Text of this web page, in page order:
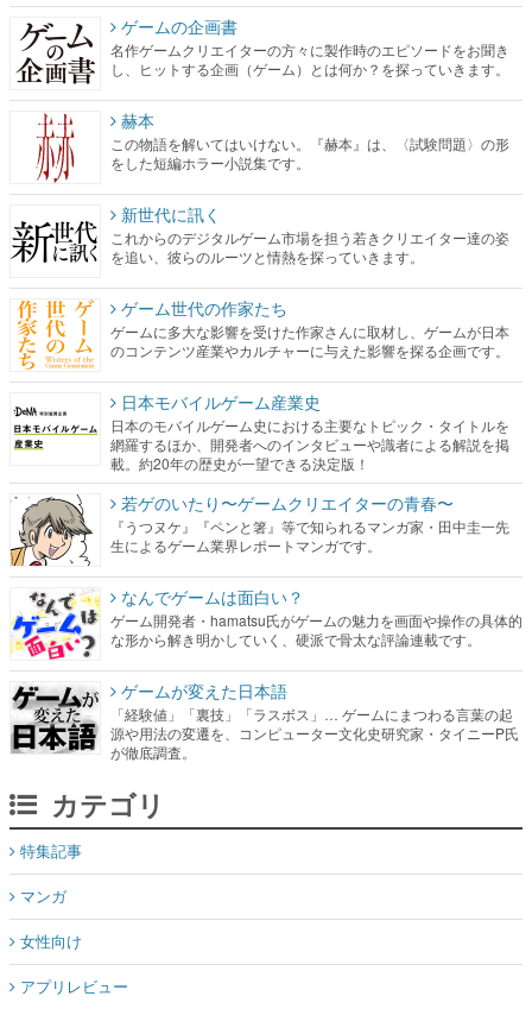
ゲームの企画書
名作ゲームクリエイターの方々に製作時のエピソードをお聞き
し、ヒットする企画（ゲーム）とは何か？を探っていきます。
赫本
この物語を解いてはいけない。『赫本』は、〈試験問題〉の形
をした短編ホラー小説集です。
新世代に訊く
これからのデジタルゲーム市場を担う若きクリエイター達の姿
を追い、彼らのルーツと情熱を探っていきます。
ゲーム世代の作家たち
ゲームに多大な影響を受けた作家さんに取材し、ゲームが日本
のコンテンツ産業やカルチャーに与えた影響を探る企画です。
日本モバイルゲーム産業史
日本のモバイルゲーム史における主要なトピック・タイトルを
網羅するほか、開発者へのインタビューや識者による解説を掲
載。約20年の歴史が一望できる決定版！
若ゲのいたり〜ゲームクリエイターの青春〜
『うつヌケ』『ペンと箸』等で知られるマンガ家・田中圭一先
生によるゲーム業界レポートマンガです。
なんでゲームは面白い？
ゲーム開発者・hamatsu氏がゲームの魅力を画面や操作の具体的
な形から解き明かしていく、硬派で骨太な評論連載です。
ゲームが変えた日本語
「経験値」「裏技」「ラスボス」… ゲームにまつわる言葉の起
源や用法の変遷を、コンピューター文化史研究家・タイニーP氏
が徹底調査。
カテゴリ
特集記事
マンガ
女性向け
アプリレビュー